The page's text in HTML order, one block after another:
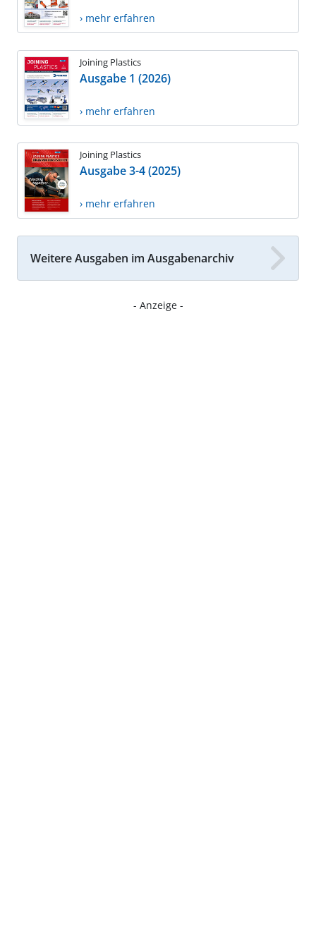
› mehr erfahren
Joining Plastics
Ausgabe 1 (2026)
› mehr erfahren
Joining Plastics
Ausgabe 3-4 (2025)
› mehr erfahren
Weitere Ausgaben im Ausgabenarchiv
- Anzeige -